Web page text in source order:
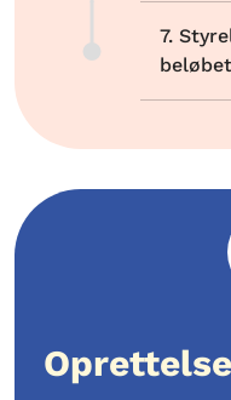
7.